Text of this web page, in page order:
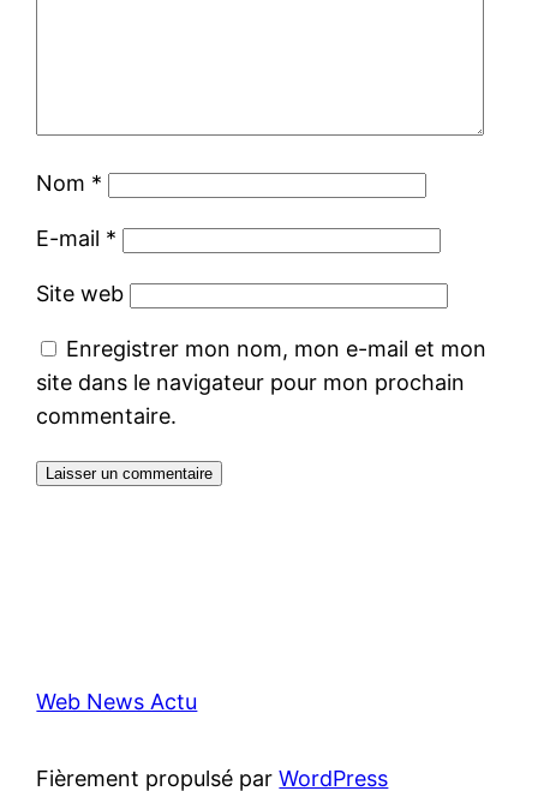
Nom *
E-mail *
Site web
Enregistrer mon nom, mon e-mail et mon
site dans le navigateur pour mon prochain
commentaire.
Web News Actu
Fièrement propulsé parWordPress